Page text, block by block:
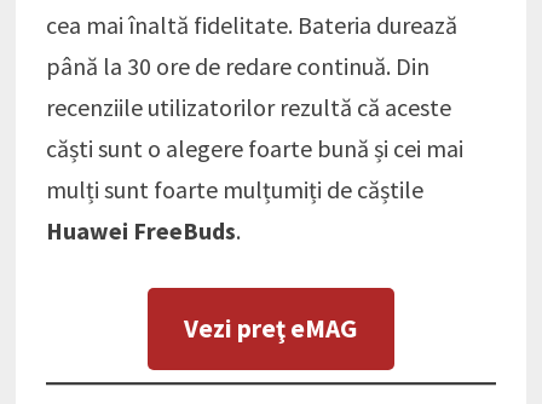
cea mai înaltă fidelitate. Bateria durează
până la 30 ore de redare continuă. Din
recenziile utilizatorilor rezultă că aceste
căști sunt o alegere foarte bună și cei mai
mulți sunt foarte mulțumiți de căștile
Huawei FreeBuds.
Vezi preţ eMAG